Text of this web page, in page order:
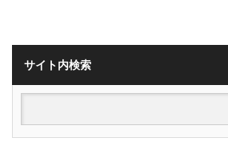
サイト内検索